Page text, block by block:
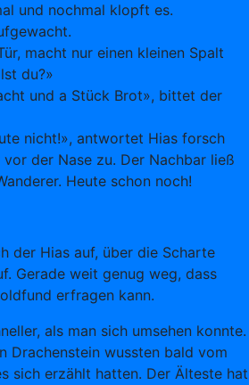
und nochmal klopft es.
macht nur einen kleinen Spalt
du?»
und a Stück Brot», bittet der
nicht!», antwortet Hias forsch
der Nase zu. Der Nachbar ließ
Heute schon noch!
der Hias auf, über die Scharte
Gerade weit genug weg, dass
erfragen kann.
als man sich umsehen konnte.
Drachenstein wussten bald vom
sich erzählt hatten. Der Älteste hat